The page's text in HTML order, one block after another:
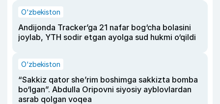
O‘zbekiston
Andijonda Tracker’ga 21 nafar bog‘cha bolasini
joylab, YTH sodir etgan ayolga sud hukmi o‘qildi
O‘zbekiston
“Sakkiz qator she’rim boshimga sakkizta bomba
bo‘lgan”. Abdulla Oripovni siyosiy ayblovlardan
asrab qolgan voqea